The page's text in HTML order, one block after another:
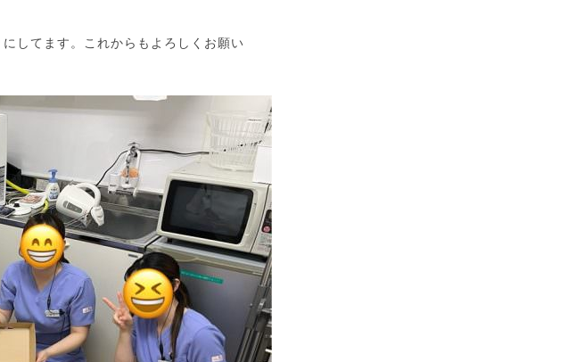
してます。これからもよろしくお願い